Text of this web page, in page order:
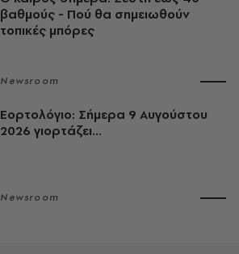
βαθμούς - Πού θα σημειωθούν
τοπικές μπόρες
Newsroom
Εορτολόγιο: Σήμερα 9 Αυγούστου
2026 γιορτάζει...
Newsroom